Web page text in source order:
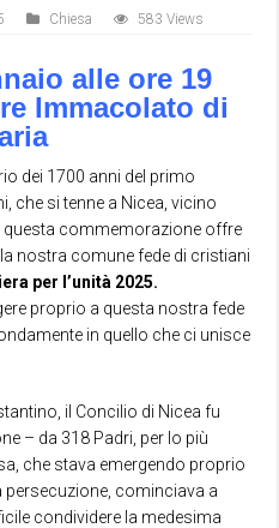
Chiesa 583 Views
alle ore 19
Immacolato di
dei 1700 anni del primo
che si tenne a Nicea, vicino
questa commemorazione offre
nostra comune fede di cristiani
per l’unità 2025.
proprio a questa nostra fede
in quello che ci unisce
il Concilio di Nicea fu
– da 318 Padri, per lo più
che stava emergendo proprio
persecuzione, cominciava a
condividere la medesima